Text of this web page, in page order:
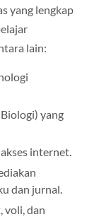
yang lengkap
lain:
yang
internet.
dan jurnal.
voli, dan